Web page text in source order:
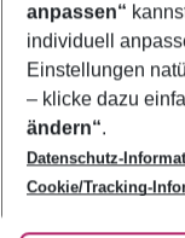
Footer
Footer navigation
Über uns
AGB
Bestpreisgarantie
Cookie-
Cookie-Richtlinie
Agenturbetreuung
Barrierefreies
Folge uns
anpassen“
individuell
Einstellungen
– klicke dazu
ändern“.
Datenschutz-
Cookie/Tracking-